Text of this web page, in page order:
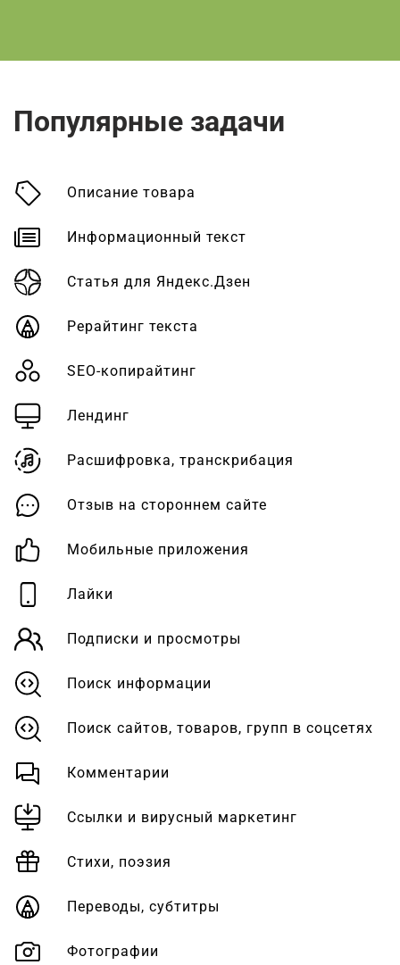
Популярные задачи
Описание товара
Информационный текст
Статья для Яндекс.Дзен
Рерайтинг текста
SEO-копирайтинг
Лендинг
Расшифровка, транскрибация
Отзыв на стороннем сайте
Мобильные приложения
Лайки
Подписки и просмотры
Поиск информации
Поиск сайтов, товаров, групп в соцсетях
Комментарии
Ссылки и вирусный маркетинг
Стихи, поэзия
Переводы, субтитры
Фотографии